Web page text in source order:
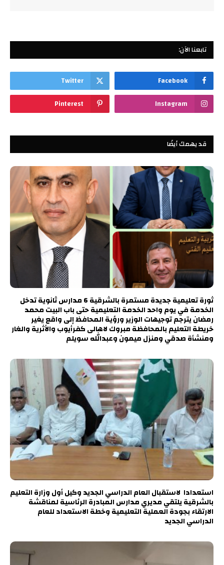
تابعنا الآن:
Facebook
Twitter
Instagram
Pinterest
قد يهمك أيضًا
ثورة تعليمية جديدة مستمرة بالشرقية 6 مدارس ثانوية تدخل
الخدمة في يوم واحد الخدمة التعليمية حتى باب البيت محمد
رمضان يترجم توجيهات الوزير ورؤية المحافظ إلى واقع يغير
خريطة التعليم بالمحافظة مبروك لاهالى كفرأيوب والأثرية والغار
ومنشأة صدقي ومنزل ميمون وعبدالله سويلم
استعدادا لاستقبال العام الدراسي الجديد وكيل أول وزارة التعليم
بالشرقية يلتقي مديري مدارس المبادرة الرئاسية لمناقشة
الارتقاء بجودة العملية التعليمية وخطة الاستعداد للعام
الدراسي الجديد